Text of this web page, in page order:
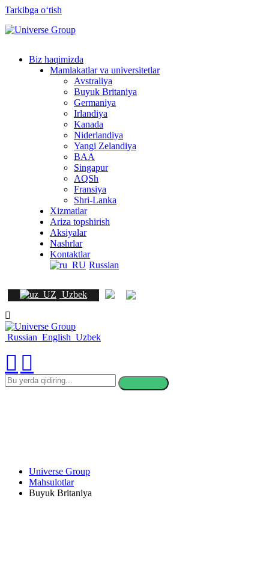
Tarkibga oʻtish
Biz haqimizda
Mamlakatlar va universitetlar
Avstraliya
Buyuk Britaniya
Germaniya
Irlandiya
Kanada
Niderlandiya
Yangi Zelandiya
BAA
Singapur
AQSh
Fransiya
Shri-Lanka
Xizmatlar
Ariza topshirish
Aksiyalar
Nashrlar
Kontaktlar
Russian
Uzbek
Russian English Uzbek
bu
yerda
Universe Group
Mahsulotlar
Buyuk Britaniya